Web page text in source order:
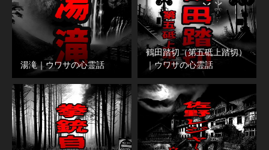
湯滝｜ウワサの心霊話
鶴田踏切（第五砥上踏切）
｜ウワサの心霊話